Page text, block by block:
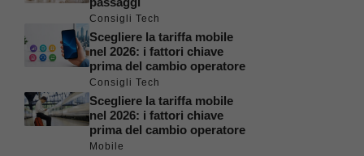
Consigli Tech
Scegliere la tariffa mobile
nel 2026: i fattori chiave
prima del cambio operatore
Consigli Tech
Scegliere la tariffa mobile
nel 2026: i fattori chiave
prima del cambio operatore
Mobile